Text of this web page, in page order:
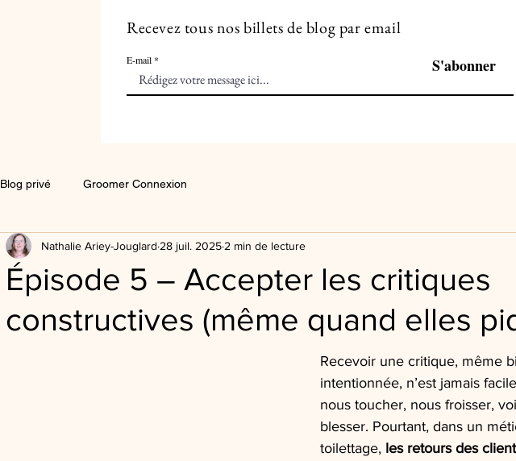
Recevez tous nos billets de blog par email
E-mail S'abonner
Blog privé Groomer Connexion
Épisode 5 – Accepter les critiques
constructives (même quand elles
Nathalie Ariey-Jouglard 28 juil. 2025 2 min de lecture
Recevoir une critique, même
intentionnée, n’est jamais
nous toucher, nous froisser,
blesser. Pourtant, dans un
toilettage, les retours des